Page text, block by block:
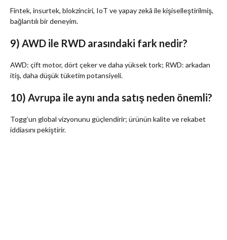
Fintek, insurtek, blokzinciri, IoT ve yapay zekâ ile kişiselleştirilmiş,
bağlantılı bir deneyim.
9) AWD ile RWD arasındaki fark nedir?
AWD: çift motor, dört çeker ve daha yüksek tork; RWD: arkadan
itiş, daha düşük tüketim potansiyeli.
10) Avrupa ile aynı anda satış neden önemli?
Togg’un global vizyonunu güçlendirir; ürünün kalite ve rekabet
iddiasını pekiştirir.